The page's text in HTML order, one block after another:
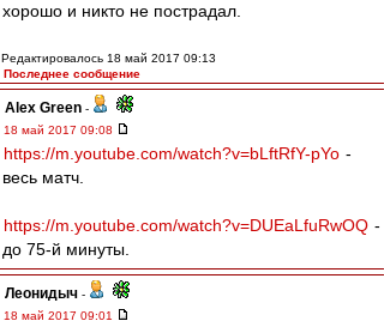
хорошо и никто не пострадал.
Редактировалось 18 май 2017 09:13
Последнее сообщение
Alex Green -
18 май 2017 09:08
https://m.youtube.com/watch?v=bLftRfY-pYo -
весь матч.
https://m.youtube.com/watch?v=DUEaLfuRwOQ -
до 75-й минуты.
Леонидыч -
18 май 2017 09:01